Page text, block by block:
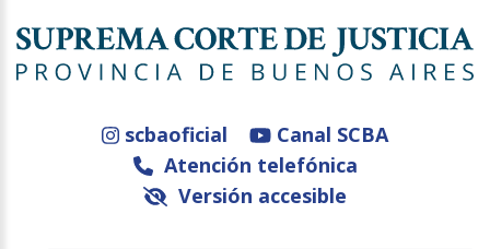
scbaoficial
Canal SCBA
Atención telefónica
Versión accesible